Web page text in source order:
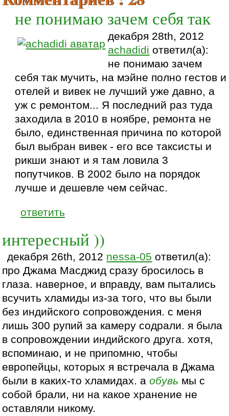
не понимаю зачем себя так
декабря 28th, 2012
achadidi ответил(а):
не понимаю зачем
себя так мучить, на мэйне полно гестов и
отелей и вивек не лучший уже давно, а
уж с ремонтом... Я последний раз туда
заходила в 2010 в ноябре, ремонта не
было, единственная причина по которой
был выбран вивек - его все таксисты и
рикши знают и я там ловила 3
попутчиков. В 2002 было на порядок
лучше и дешевле чем сейчас.
ответить
интересный ))
декабря 26th, 2012 nessa-05 ответил(а):
про Джама Масджид сразу бросилось в
глаза. наверное, и вправду, вам пытались
всучить хламиды из-за того, что вы были
без индийского сопровождения. с меня
лишь 300 рупий за камеру содрали. я была
в сопровождении индийского друга. хотя,
вспоминаю, и не припомню, чтобы
европейцы, которых я встречала в Джама
были в каких-то хламидах. аобувь мы с
собой брали, ни на какое хранение не
оставляли никому.